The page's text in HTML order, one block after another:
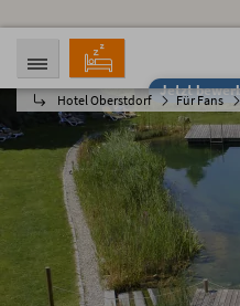
Jetzt
Hotel Oberstdorf Für Fans
ANREISE
07.08.2026
ABREISE
12.08.2026
PERSONEN
2 Personen
BUCHEN